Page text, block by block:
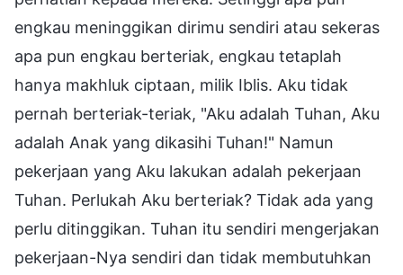
engkau meninggikan dirimu sendiri atau sekeras
apa pun engkau berteriak, engkau tetaplah
hanya makhluk ciptaan, milik Iblis. Aku tidak
pernah berteriak-teriak, "Aku adalah Tuhan, Aku
adalah Anak yang dikasihi Tuhan!" Namun
pekerjaan yang Aku lakukan adalah pekerjaan
Tuhan. Perlukah Aku berteriak? Tidak ada yang
perlu ditinggikan. Tuhan itu sendiri mengerjakan
pekerjaan-Nya sendiri dan tidak membutuhkan